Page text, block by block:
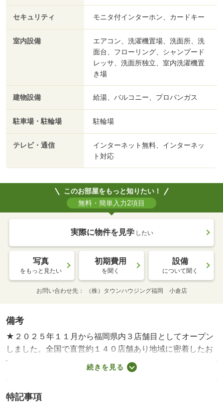
セキュリティ モニタ付インターホン、カードキー
室内設備
エアコン、洗濯機置場、洗面所、洗
面台、フローリング、シャンプード
レッサ、洗面所独立、室内洗濯機置
き場
建物設備 給湯、バルコニー、プロパンガス
駐車場・駐輪場 駐輪場
テレビ・通信
インターネット無料、インターネッ
ト対応
このお部屋をもっと知りたい！
無料・簡単入力2項目
実際に物件を見学 したい
写真
をもっと見たい
初期費用
を聞く
設備
について聞く
お問い合わせ先 （株）タウンハウジング福岡 小倉店
備考
★２０２５年１１月から福岡県内３店舗目としてオープン
しました。全国で直営約１４０店舗あり地域に密着したお
部屋探しをサポートしています。お部屋探しはグループ創
業４６年の実績と安心のタウンハウジングにお任せくださ
産ニーズに対応しています★・賃貸保証等：加入要（機関
続きを見る
特記事項